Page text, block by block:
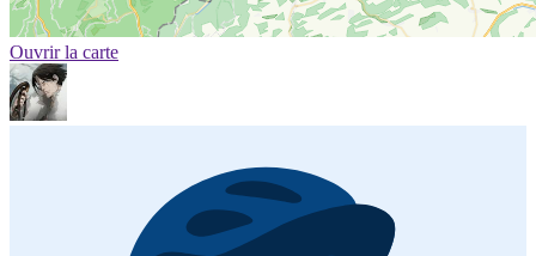
Ouvrir la carte